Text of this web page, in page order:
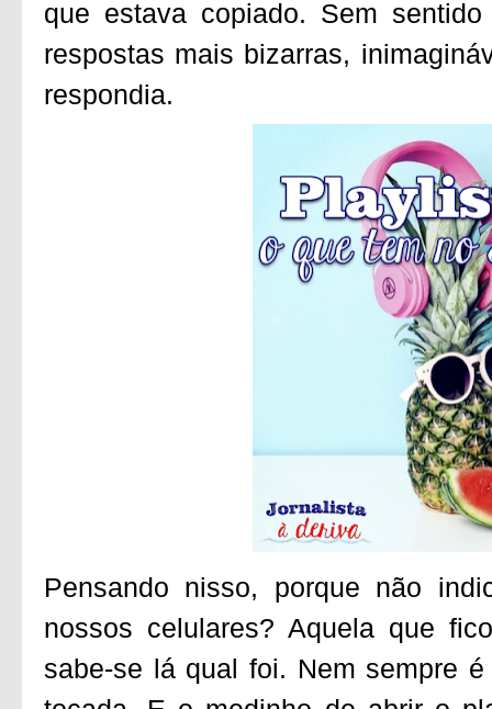
que estava copiado. Sem
respostas mais bizarras,
respondia.
Pensando nisso, porque não
nossos celulares? Aquela que
sabe-se lá qual foi. Nem sempre